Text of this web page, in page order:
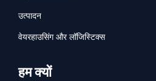
उत्पादन
वेयरहाउसिंग और लॉजिस्टिक्स
हम क्यों